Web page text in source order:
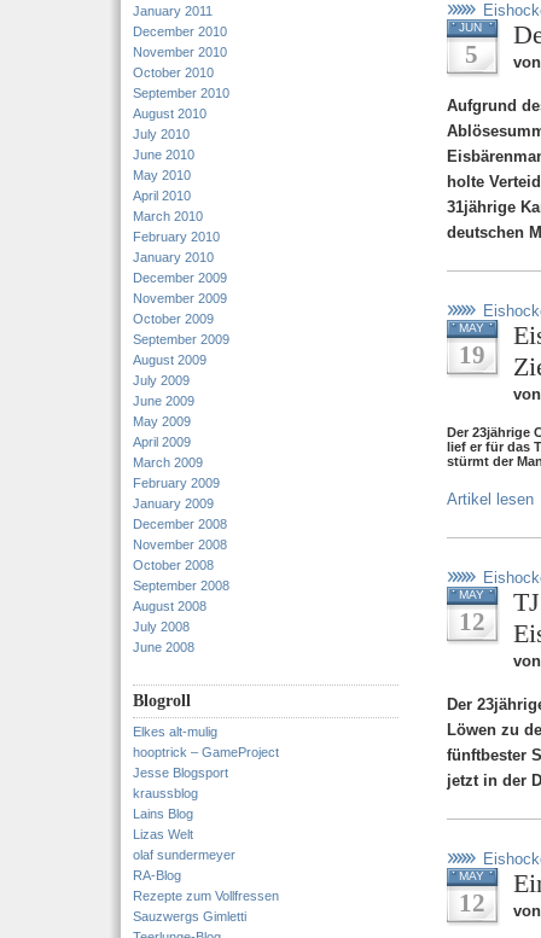
January 2011
December 2010
November 2010
October 2010
September 2010
August 2010
July 2010
June 2010
May 2010
April 2010
March 2010
February 2010
January 2010
December 2009
November 2009
October 2009
September 2009
August 2009
July 2009
June 2009
May 2009
April 2009
March 2009
February 2009
January 2009
December 2008
November 2008
October 2008
September 2008
August 2008
July 2008
June 2008
Blogroll
Elkes alt-mulig
hooptrick – GameProject
Jesse Blogsport
kraussblog
Lains Blog
Lizas Welt
olaf sundermeyer
RA-Blog
Rezepte zum Vollfressen
Sauzwergs Gimletti
JUN
5
Aufgrund
holte
31jährige
deutschen
MAY
19
Der 23jährige
lief er für das
stürmt der
Artikel lesen
MAY
12
Der
Löwen zu
fünftbester
jetzt in der
MAY
12